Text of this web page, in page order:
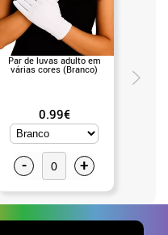
Par de luvas adulto em
várias cores (Branco)
0.99€
- +